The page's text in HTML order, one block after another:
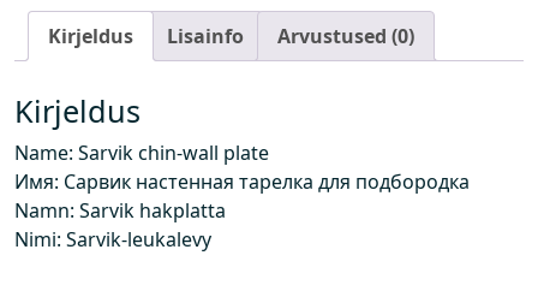
-
s
e
i
n
a
p
Kirjeldus Lisainfo Arvustused (0)
Kirjeldus
Name: Sarvik chin-wall plate
Имя: Сарвик настенная тарелка для подбородка
Namn: Sarvik hakplatta
Nimi: Sarvik-leukalevy